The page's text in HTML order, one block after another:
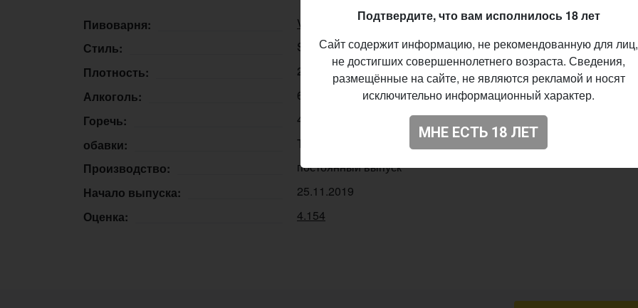
Пивоварня:
Varvar Brew
Стиль:
Stout - Imperial / Double
Плотность:
26,5%
Алкоголь:
6,8%
Горечь:
40 IBU
обавки:
Tonka Beans
Производство:
постоянный выпуск
Начало выпуска:
25.11.2019
Оценка:
4.154
Подтвердите, что вам исполнилось 18 лет
Сайт содержит информацию, не рекомендованную для лиц,
не достигших совершеннолетнего возраста. Сведения,
размещённые на сайте, не являются рекламой и носят
исключительно информационный характер.
МНЕ ЕСТЬ 18 ЛЕТ